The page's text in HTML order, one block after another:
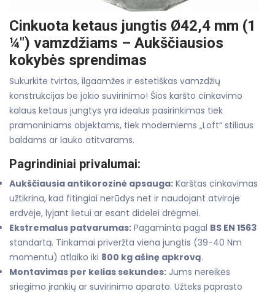
Cinkuota ketaus jungtis Ø42,4 mm (1
¼") vamzdžiams – Aukščiausios
kokybės sprendimas
Sukurkite tvirtas, ilgaamžes ir estetiškas vamzdžių
konstrukcijas be jokio suvirinimo! Šios karšto cinkavimo
kalaus ketaus jungtys yra idealus pasirinkimas tiek
pramoniniams objektams, tiek moderniems „Loft“ stiliaus
baldams ar lauko atitvarams.
Pagrindiniai privalumai:
Aukščiausia antikorozinė apsauga: Karštas cinkavimas
užtikrina, kad fitingiai nerūdys net ir naudojant atviroje
erdvėje, lyjant lietui ar esant didelei drėgmei.
Ekstremalus patvarumas: Pagaminta pagal BS EN 1563
standartą. Tinkamai priveržta viena jungtis (39-40 Nm
momentu) atlaiko iki 800 kg ašinę apkrovą.
Montavimas per kelias sekundes: Jums nereikės
sriegimo įrankių ar suvirinimo aparato. Užteks paprasto